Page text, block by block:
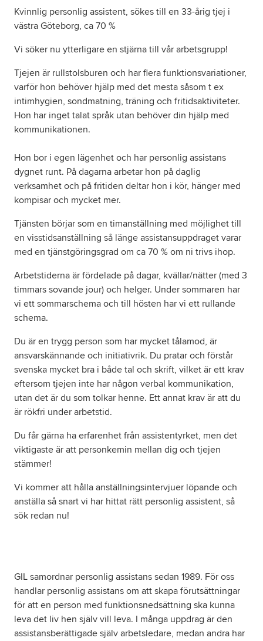
GDPR
Kvinnlig personlig assistent, sökes till en 33-årig tjej i
västra Göteborg, ca 70 %
Vi söker nu ytterligare en stjärna till vår arbetsgrupp!
Tjejen är rullstolsburen och har flera funktionsvariationer,
varför hon behöver hjälp med det mesta såsom t ex
intimhygien, sondmatning, träning och fritidsaktiviteter.
Hon har inget talat språk utan behöver din hjälp med
kommunikationen.
Hon bor i egen lägenhet och har personlig assistans
dygnet runt. På dagarna arbetar hon på daglig
verksamhet och på fritiden deltar hon i kör, hänger med
kompisar och mycket mer.
Tjänsten börjar som en timanställning med möjlighet till
en visstidsanställning så länge assistansuppdraget varar
med en tjänstgöringsgrad om ca 70 % om ni trivs ihop.
Arbetstiderna är fördelade på dagar, kvällar/nätter (med 3
timmars sovande jour) och helger. Under sommaren har
vi ett sommarschema och till hösten har vi ett rullande
schema.
Du är en trygg person som har mycket tålamod, är
ansvarskännande och initiativrik. Du pratar och förstår
svenska mycket bra i både tal och skrift, vilket är ett krav
eftersom tjejen inte har någon verbal kommunikation,
utan det är du som tolkar henne. Ett annat krav är att du
är rökfri under arbetstid.
Du får gärna ha erfarenhet från assistentyrket, men det
viktigaste är att personkemin mellan dig och tjejen
stämmer!
Vi kommer att hålla anställningsintervjuer löpande och
anställa så snart vi har hittat rätt personlig assistent, så
sök redan nu!
GIL samordnar personlig assistans sedan 1989. För oss
handlar personlig assistans om att skapa förutsättningar
för att en person med funktionsnedsättning ska kunna
leva det liv hen själv vill leva. I många uppdrag är den
assistansberättigade själv arbetsledare, medan andra har